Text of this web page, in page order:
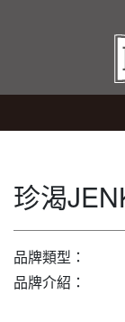
珍渴
品牌類型：
品牌介紹：